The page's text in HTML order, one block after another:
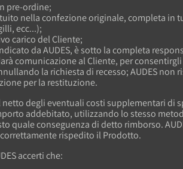
pre-ordine;
nella confezione originale, completa in
ecc...);
carico del Cliente;
da AUDES, è sotto la completa
comunicazione al Cliente, per
la richiesta di recesso; AUDES
per la restituzione.
degli eventuali costi supplementari di
addebitato, utilizzando lo stesso
quale conseguenza di detto rimborso.
rispedito il Prodotto.
accerti che: